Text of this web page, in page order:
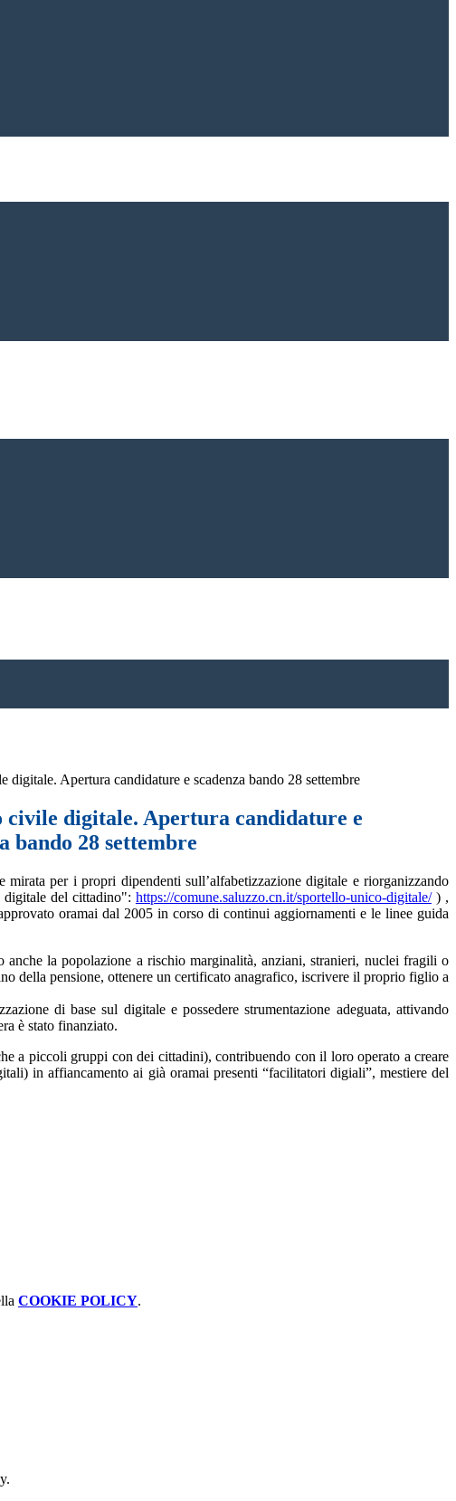
digitale. Apertura candidature e scadenza bando 28 settembre
civile digitale. Apertura candidature e
bando 28 settembre
per i propri dipendenti sull’alfabetizzazione digitale e riorganizzando
del cittadino": https://comune.saluzzo.cn.it/sportello-unico-digitale/) ,
oramai dal 2005 in corso di continui aggiornamenti e le linee guida
la popolazione a rischio marginalità, anziani, stranieri, nuclei fragili o
della pensione, ottenere un certificato anagrafico, iscrivere il proprio figlio a
di base sul digitale e possedere strumentazione adeguata, attivando
è stato finanziato.
a piccoli gruppi con dei cittadini), contribuendo con il loro operato a creare
in affiancamento ai già oramai presenti “facilitatori digiali”, mestiere del
COOKIE POLICY.